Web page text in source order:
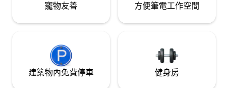
寵物友善 方便筆電工作空間
建築物內免費停車 健身房